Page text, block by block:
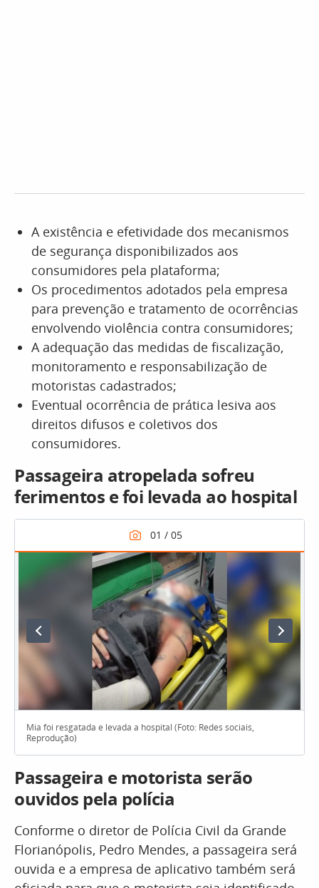
A existência e efetividade dos mecanismos
de segurança disponibilizados aos
consumidores pela plataforma;
Os procedimentos adotados pela empresa
para prevenção e tratamento de ocorrências
envolvendo violência contra consumidores;
A adequação das medidas de fiscalização,
monitoramento e responsabilização de
motoristas cadastrados;
Eventual ocorrência de prática lesiva aos
direitos difusos e coletivos dos
consumidores.
Passageira atropelada sofreu
ferimentos e foi levada ao hospital
Mia foi resgatada e levada a hospital (Foto: Redes sociais,
Reprodução)
Passageira e motorista serão
ouvidos pela polícia
Conforme o diretor de Polícia Civil da Grande
Florianópolis, Pedro Mendes, a passageira será
ouvida e a empresa de aplicativo também será